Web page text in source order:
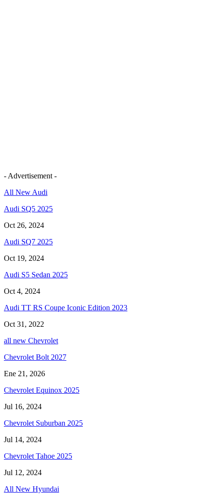
- Advertisement -
All New Audi
Audi SQ5 2025
Oct 26, 2024
Audi SQ7 2025
Oct 19, 2024
Audi S5 Sedan 2025
Oct 4, 2024
Audi TT RS Coupe Iconic Edition 2023
Oct 31, 2022
all new Chevrolet
Chevrolet Bolt 2027
Ene 21, 2026
Chevrolet Equinox 2025
Jul 16, 2024
Chevrolet Suburban 2025
Jul 14, 2024
Chevrolet Tahoe 2025
Jul 12, 2024
All New Hyundai